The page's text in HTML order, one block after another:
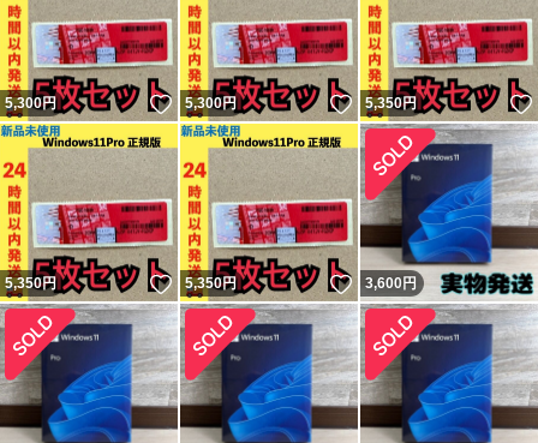
5,300円 いいね！
5,300円 いいね！
5,350円
5,350円 いいね！
5,350円 いいね！
3,600円